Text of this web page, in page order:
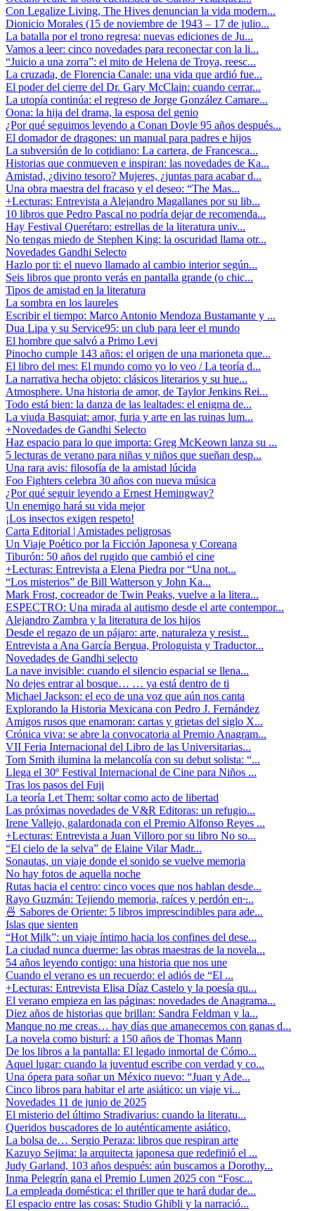
Con Legalize Living, The Hives denuncian la vida modern...
Dionicio Morales (15 de noviembre de 1943 – 17 de julio...
La batalla por el trono regresa: nuevas ediciones de Ju...
Vamos a leer: cinco novedades para reconectar con la li...
“Juicio a una zorra”: el mito de Helena de Troya, reesc...
La cruzada, de Florencia Canale: una vida que ardió fue...
El poder del cierre del Dr. Gary McClain: cuando cerrar...
La utopía continúa: el regreso de Jorge González Camare...
Oona: la hija del drama, la esposa del genio
¿Por qué seguimos leyendo a Conan Doyle 95 años después...
El domador de dragones: un manual para padres e hijos
La subversión de lo cotidiano: La cartera, de Francesca...
Historias que conmueven e inspiran: las novedades de Ka...
Amistad, ¿divino tesoro? Mujeres, ¿juntas para acabar d...
Una obra maestra del fracaso y el deseo: “The Mas...
+Lecturas: Entrevista a Alejandro Magallanes por su lib...
10 libros que Pedro Pascal no podría dejar de recomenda...
Hay Festival Querétaro: estrellas de la literatura univ...
No tengas miedo de Stephen King: la oscuridad llama otr...
Novedades Gandhi Selecto
Hazlo por ti: el nuevo llamado al cambio interior según...
Seis libros que pronto verás en pantalla grande (o chic...
Tipos de amistad en la literatura
La sombra en los laureles
Escribir el tiempo: Marco Antonio Mendoza Bustamante y ...
Dua Lipa y su Service95: un club para leer el mundo
El hombre que salvó a Primo Levi
Pinocho cumple 143 años: el origen de una marioneta que...
El libro del mes: El mundo como yo lo veo / La teoría d...
La narrativa hecha objeto: clásicos literarios y su hue...
Atmosphere. Una historia de amor, de Taylor Jenkins Rei...
Todo está bien: la danza de las lealtades: el enigma de...
La viuda Basquiat: amor, furia y arte en las ruinas lum...
+Novedades de Gandhi Selecto
Haz espacio para lo que importa: Greg McKeown lanza su ...
5 lecturas de verano para niñas y niños que sueñan desp...
Una rara avis: filosofía de la amistad lúcida
Foo Fighters celebra 30 años con nueva música
¿Por qué seguir leyendo a Ernest Hemingway?
Un enemigo hará su vida mejor
¡Los insectos exigen respeto!
Carta Editorial | Amistades peligrosas
Un Viaje Poético por la Ficción Japonesa y Coreana
Tiburón: 50 años del rugido que cambió el cine
+Lecturas: Entrevista a Elena Piedra por “Una not...
“Los misterios” de Bill Watterson y John Ka...
Mark Frost, cocreador de Twin Peaks, vuelve a la litera...
ESPECTRO: Una mirada al autismo desde el arte contempor...
Alejandro Zambra y la literatura de los hijos
Desde el regazo de un pájaro: arte, naturaleza y resist...
Entrevista a Ana García Bergua, Prologuista y Traductor...
Novedades de Gandhi selecto
La nave invisible: cuando el silencio espacial se llena...
No dejes entrar al bosque… … ya está dentro de ti
Michael Jackson: el eco de una voz que aún nos canta
Explorando la Historia Mexicana con Pedro J. Fernández
Amigos rusos que enamoran: cartas y grietas del siglo X...
Crónica viva: se abre la convocatoria al Premio Anagram...
VII Feria Internacional del Libro de las Universitarias...
Tom Smith ilumina la melancolía con su debut solista: “...
Llega el 30º Festival Internacional de Cine para Niños ...
Tras los pasos del Fuji
La teoría Let Them: soltar como acto de libertad
Las próximas novedades de V&R Editoras: un refugio...
Irene Vallejo, galardonada con el Premio Alfonso Reyes ...
+Lecturas: Entrevista a Juan Villoro por su libro No so...
“El cielo de la selva” de Elaine Vilar Madr...
Sonautas, un viaje donde el sonido se vuelve memoria
No hay fotos de aquella noche
Rutas hacia el centro: cinco voces que nos hablan desde...
Rayo Guzmán: Tejiendo memoria, raíces y perdón en ̶...
🍜 Sabores de Oriente: 5 libros imprescindibles para ade...
Islas que sienten
“Hot Milk”: un viaje íntimo hacia los confines del dese...
La ciudad nunca duerme: las obras maestras de la novela...
54 años leyendo contigo: una historia que nos une
Cuando el verano es un recuerdo: el adiós de “El ...
+Lecturas: Entrevista Elisa Díaz Castelo y la poesía qu...
El verano empieza en las páginas: novedades de Anagrama...
Diez años de historias que brillan: Sandra Feldman y la...
Manque no me creas… hay días que amanecemos con ganas d...
La novela como bisturí: a 150 años de Thomas Mann
De los libros a la pantalla: El legado inmortal de Cómo...
Aquel lugar: cuando la juventud escribe con verdad y co...
Una ópera para soñar un México nuevo: “Juan y Ade...
Cinco libros para habitar el arte asiático: un viaje vi...
Novedades 11 de junio de 2025
El misterio del último Stradivarius: cuando la literatu...
Queridos buscadores de lo auténticamente asiático,
La bolsa de… Sergio Peraza: libros que respiran arte
Kazuyo Sejima: la arquitecta japonesa que redefinió el ...
Judy Garland, 103 años después: aún buscamos a Dorothy...
Inma Pelegrín gana el Premio Lumen 2025 con “Fosc...
La empleada doméstica: el thriller que te hará dudar de...
El espacio entre las cosas: Studio Ghibli y la narració...